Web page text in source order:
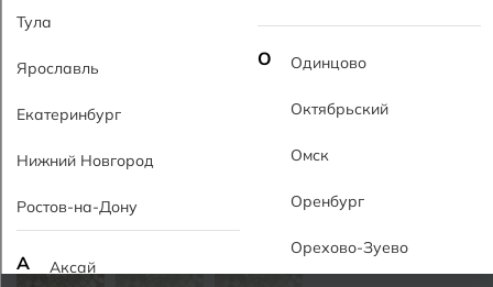
Тула
Ярославль
Екатеринбург
Нижний Новгород
Ростов-на-Дону
А Аксай
О Одинцово
Октябрьский
Омск
Оренбург
Орехово-Зуево